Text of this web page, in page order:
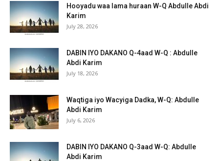
Hooyadu waa lama huraan W-Q Abdulle Abdi
Karim
July 28, 2026
DABIN IYO DAKANO Q-4aad W-Q : Abdulle
Abdi Karim
July 18, 2026
Waqtiga iyo Wacyiga Dadka, W-Q: Abdulle
Abdi Karim
July 6, 2026
DABIN IYO DAKANO Q-3aad W-Q: Abdulle
Abdi Karim